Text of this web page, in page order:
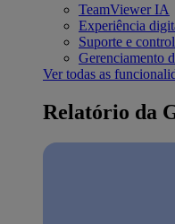
TeamViewer IA
Experiência
Suporte e
Gerenciamento
Ver todas as
Relatório da